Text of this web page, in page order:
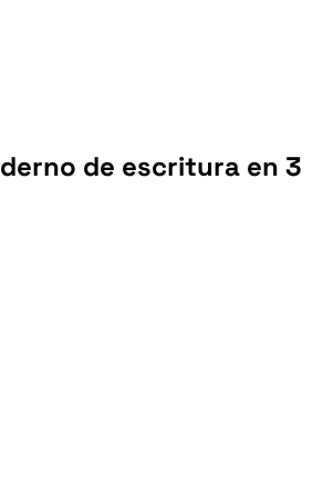
de escritura en 3